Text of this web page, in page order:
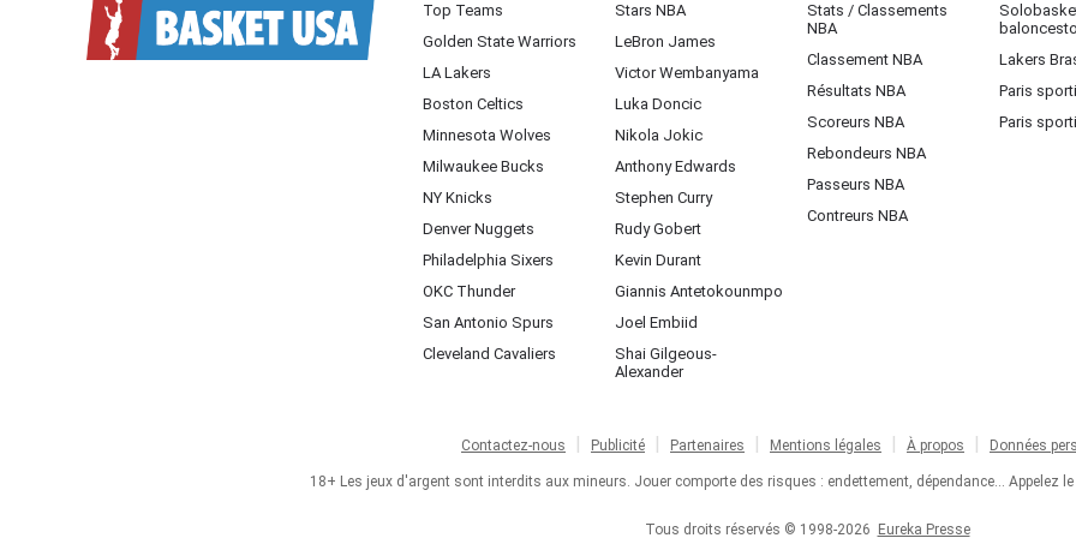
Top Teams
Golden State Warriors
LA Lakers
Boston Celtics
Minnesota Wolves
Milwaukee Bucks
NY Knicks
Denver Nuggets
Philadelphia Sixers
OKC Thunder
San Antonio Spurs
Cleveland Cavaliers
Stars NBA
LeBron James
Victor Wembanyama
Luka Doncic
Nikola Jokic
Anthony Edwards
Stephen Curry
Rudy Gobert
Kevin Durant
Giannis Antetokounmpo
Joel Embiid
Shai Gilgeous-
Alexander
Stats / Classements
NBA
Classement NBA
Résultats NBA
Scoreurs NBA
Rebondeurs NBA
Passeurs NBA
Contreurs NBA
Lakers
Paris
Paris
Contactez-nous Publicité Partenaires Mentions légales À propos Données
18+ Les jeux d'argent sont interdits aux mineurs. Jouer comporte des risques : endettement, dépendance... Appelez
Tous droits réservés © 1998-2026 Eureka Presse